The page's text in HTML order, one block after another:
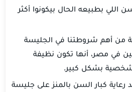
اللي بطبيعه الحال بيكونوا أكثر
من أهم شروطتنا في الجليسة
في مصر، أنها تكون نظيفة
بشكل كبير.
كبار السن بالمنز على جليسة